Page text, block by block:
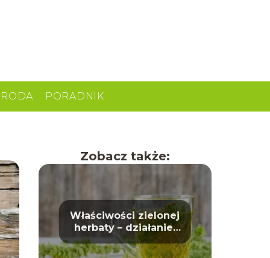
PORADNIK
Zobacz także:
Właściwości zielonej
herbaty – działanie,
korzyści i wpływ na
zdrowie